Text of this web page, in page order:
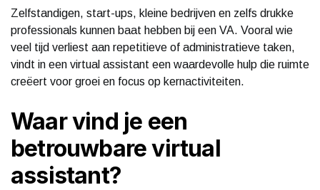
Zelfstandigen, start-ups, kleine bedrijven en zelfs drukke
professionals kunnen baat hebben bij een VA. Vooral wie
veel tijd verliest aan repetitieve of administratieve taken,
vindt in een virtual assistant een waardevolle hulp die ruimte
creëert voor groei en focus op kernactiviteiten.
Waar vind je een
betrouwbare virtual
assistant?